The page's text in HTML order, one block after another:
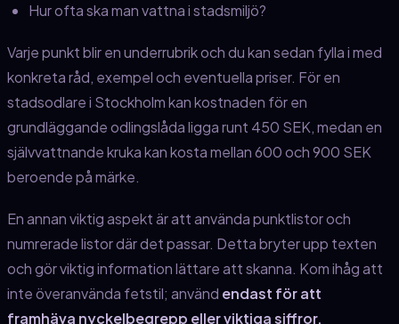
Hur ofta ska man vattna i stadsmiljö?
Varje punkt blir en underrubrik och du kan sedan fylla i med
konkreta råd, exempel och eventuella priser. För en
stadsodlare i Stockholm kan kostnaden för en
grundläggande odlingslåda ligga runt 450 SEK, medan en
självvattnande kruka kan kosta mellan 600 och 900 SEK
beroende på märke.
En annan viktig aspekt är att använda punktlistor och
numrerade listor där det passar. Detta bryter upp texten
och gör viktig information lättare att skanna. Kom ihåg att
inte överanvända fetstil; använd endast för att
framhäva nyckelbegrepp eller viktiga siffror.